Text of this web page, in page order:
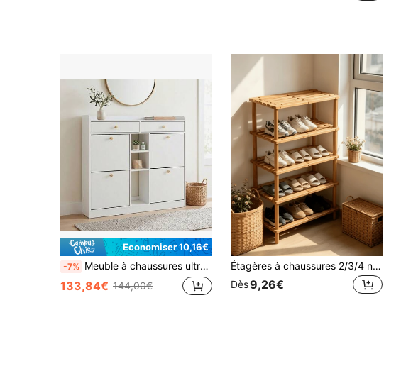
Économiser 10,16€
-7% Meuble à chaussures ultra-mince, organisateur de chaussures étroit pour entrée avec 4 compartiments rabattables, 2 tiroirs et une étagère centrale ouverte, étagère à chaussures mince pour couloir et petit appartement
133,84€ 144,00€
Étagères à chaussures 2/3/4 niveaux disponibles en plusieurs tailles, conception creuse et respirante pour la résistance à l'humidité, capacité de charge stable, largeur de 63 cm convient aux entrées, facile à assembler et gain de place
Dès9,26€